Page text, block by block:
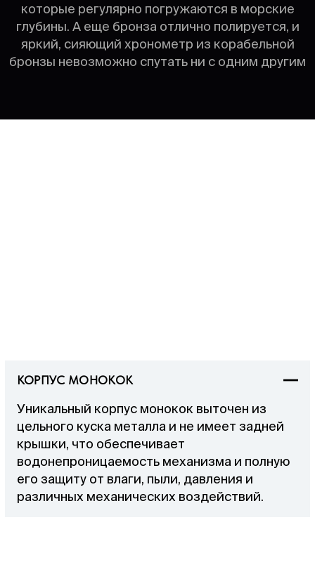
которые регулярно погружаются в морские
глубины. А еще бронза отлично полируется, и
яркий, сияющий хронометр из корабельной
бронзы невозможно спутать ни с одним другим
КОРПУС МОНОКОК
Уникальный корпус монокок выточен из
цельного куска металла и не имеет задней
крышки, что обеспечивает
водонепроницаемость механизма и полную
его защиту от влаги, пыли, давления и
различных механических воздействий.